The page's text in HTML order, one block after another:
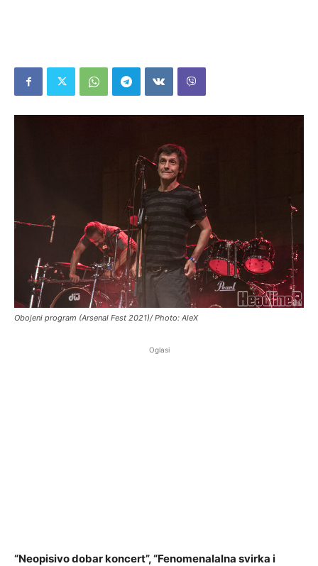
Obojeni program (Arsenal Fest 2021)/ Photo: AleX
Oglasi
“Neopisivo dobar koncert”, “Fenomenalalna svirka i